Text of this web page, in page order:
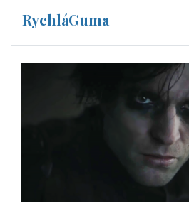
RychláGuma